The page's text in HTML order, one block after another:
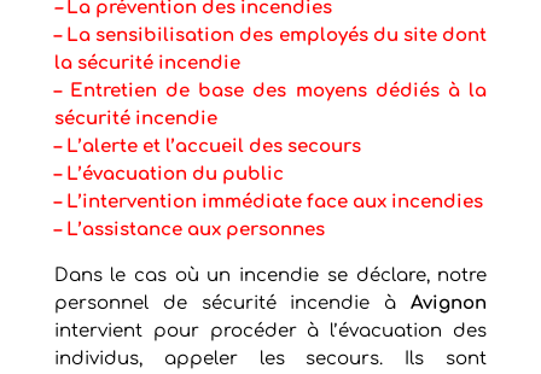
–La prévention des incendies
– La sensibilisation des employés du site dont
la sécurité incendie
– Entretien de base des moyens dédiés à la
sécurité incendie
– L’alerte et l’accueil des secours
– L’évacuation du public
– L’intervention immédiate face aux incendies
– L’assistance aux personnes
Dans le cas où un incendie se déclare, notre
personnel de sécurité incendie àAvignon
intervient pour procéder à l’évacuation des
individus, appeler les secours. Ils sont